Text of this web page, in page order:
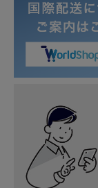
プリウス 50
プリウス
（※適合年式
インチ縦型ナ
to-pri12-
専用設計
純正ナビ デ
ンチ搭載車